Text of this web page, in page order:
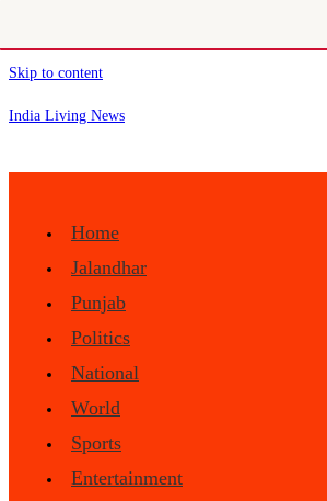
Skip to content
India Living News
Home
Jalandhar
Punjab
Politics
National
World
Sports
Entertainment